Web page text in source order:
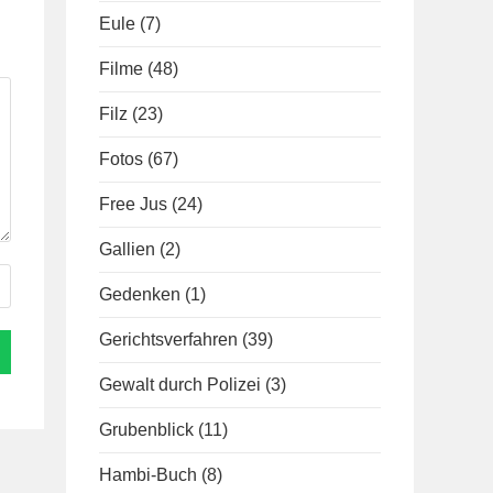
Eule (7)
Filme (48)
Filz (23)
Fotos (67)
Free Jus (24)
Gallien (2)
Gedenken (1)
Gerichtsverfahren (39)
Gewalt durch Polizei (3)
Grubenblick (11)
Hambi-Buch (8)